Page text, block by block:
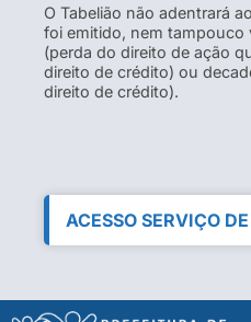
O Tabelião não adentrará
foi emitido, nem tampouco
(perda do direito de ação
direito de crédito) ou
direito de crédito).
ACESSO SERVIÇO